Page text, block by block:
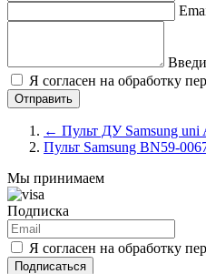
Я согласен на обработку
← Пульт ДУ Samsung uni
Пульт Samsung BN59-
Мы принимаем
Подписка
Я согласен на обработку
Подписаться